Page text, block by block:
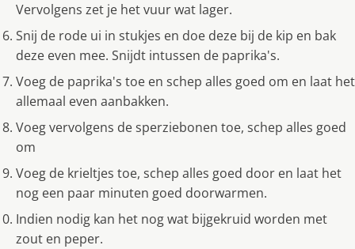
Vervolgens zet je het vuur wat lager.
Snij de rode ui in stukjes en doe deze bij de kip en bak
deze even mee. Snijdt intussen de paprika's.
Voeg de paprika's toe en schep alles goed om en laat het
allemaal even aanbakken.
Voeg vervolgens de sperziebonen toe, schep alles goed
om
Voeg de krieltjes toe, schep alles goed door en laat het
nog een paar minuten goed doorwarmen.
Indien nodig kan het nog wat bijgekruid worden met
zout en peper.